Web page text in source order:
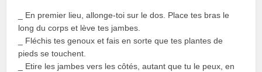
_ En premier lieu, allonge-toi sur le dos. Place tes bras le
long du corps et lève tes jambes.
_ Fléchis tes genoux et fais en sorte que tes plantes de
pieds se touchent.
_ Etire les jambes vers les côtés, autant que tu le peux, en